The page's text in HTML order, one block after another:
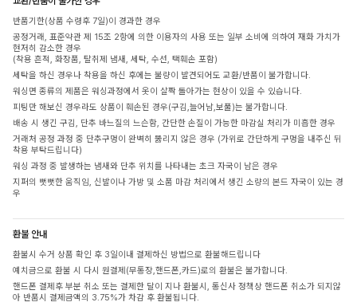
반품기한(상품 수령후 7일)이 경과한 경우
공정거래, 표준약관 제 15조 2항에 의한 이용자의 사용 또는 일부 소비에 의하여 재화 가치가
현저히 감소한 경우
(착용 흔적, 화장품, 탈취제 냄새, 세탁, 수선, 택훼손 포함)
세탁을 하신 경우나 착용을 하신 후에는 불량이 발견되어도 교환/반품이 불가합니다.
워싱면 종류의 제품은 워싱과정에서 옷이 살짝 돌아가는 현상이 있을 수 있습니다.
피팅만 해보신 경우라도 상품이 훼손된 경우(구김,늘어남,보풀)는 불가합니다.
배송 시 생긴 구김, 단추 바느질의 느슨함, 간단한 손질이 가능한 마감실 처리가 미흡한 경우
거래처 공정 과정 중 단추구멍이 완벽히 뚫리지 않은 경우 (가위로 간단하게 구멍을 내주신 뒤
착용 부탁드립니다)
워싱 과정 중 발생하는 냄새와 단추 위치를 나타내는 초크 자국이 남은 경우
지퍼의 뻣뻣한 움직임, 신발이나 가방 및 소품 마감 처리에서 생긴 소량의 본드 자국이 있는 경
우
환불 안내
환불시 수거 상품 확인 후 3일이내 결제하신 방법으로 환불해드립니다
예치금으로 환불 시 다시 원결제(무통장,핸드폰,카드)로의 환불은 불가합니다.
핸드폰 결제후 부분 취소 또는 결제한 달이 지나 환불시, 통신사 정책상 핸드폰 취소가 되지않
아 반품시 결제금액의 3.75%가 차감 후 환불됩니다.